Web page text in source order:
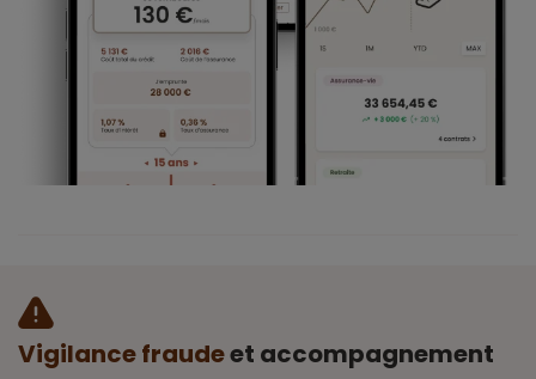
Vigilance fraudeet accompagnement